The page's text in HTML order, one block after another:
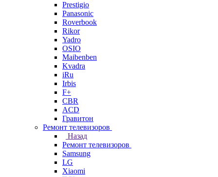
Prestigio
Panasonic
Roverbook
Rikor
Yadro
OSIO
Maibenben
Kvadra
iRu
Irbis
F+
CBR
ACD
Гравитон
Ремонт телевизоров
Назад
Ремонт телевизоров
Samsung
LG
Xiaomi